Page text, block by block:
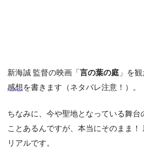
新海誠 監督の映画「 言の葉の庭 」を
感想を書きます（ネタバレ注意！）。
ちなみに、今や聖地となっている舞台
ことあるんですが、本当にそのまま！
リアルです。